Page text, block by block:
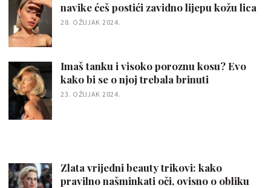
navike ćeš postići zavidno lijepu kožu lica
28. OŽUJAK 2024.
Imaš tanku i visoko poroznu kosu? Evo
kako bi se o njoj trebala brinuti
23. OŽUJAK 2024.
Zlata vrijedni beauty trikovi: kako
pravilno našminkati oči, ovisno o obliku